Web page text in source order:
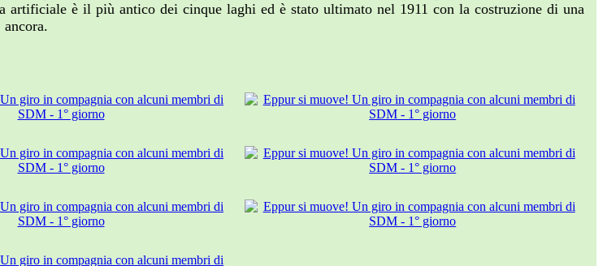
artificiale è il più antico dei cinque laghi ed è stato ultimato nel 1911 con la costruzione di una